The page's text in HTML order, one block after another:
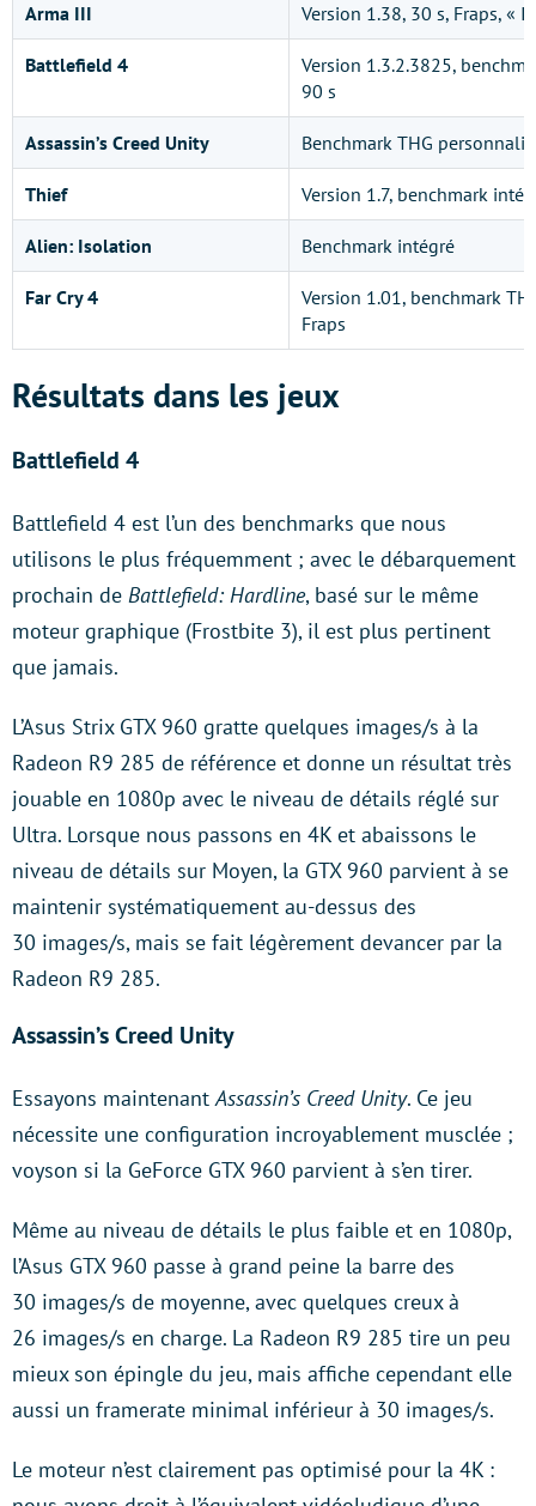
Arma III Version 1.38, 30 s, Fraps, «
Battlefield 4
Version 1.3.2.3825,
90 s
Assassin’s Creed Unity Benchmark THG
Thief Version 1.7, benchmark
Alien: Isolation Benchmark intégré
Far Cry 4
Version 1.01, benchmark
Fraps
Résultats dans les jeux
Battlefield 4
Battlefield 4 est l’un des benchmarks que nous
utilisons le plus fréquemment ; avec le débarquement
prochain de Battlefield: Hardline, basé sur le même
moteur graphique (Frostbite 3), il est plus pertinent
que jamais.
L’Asus Strix GTX 960 gratte quelques images/s à la
Radeon R9 285 de référence et donne un résultat très
jouable en 1080p avec le niveau de détails réglé sur
Ultra. Lorsque nous passons en 4K et abaissons le
niveau de détails sur Moyen, la GTX 960 parvient à se
maintenir systématiquement au-dessus des
30 images/s, mais se fait légèrement devancer par la
Radeon R9 285.
Assassin’s Creed Unity
Essayons maintenantAssassin’s Creed Unity. Ce jeu
nécessite une configuration incroyablement musclée ;
voyson si la GeForce GTX 960 parvient à s’en tirer.
Même au niveau de détails le plus faible et en 1080p,
l’Asus GTX 960 passe à grand peine la barre des
30 images/s de moyenne, avec quelques creux à
26 images/s en charge. La Radeon R9 285 tire un peu
mieux son épingle du jeu, mais affiche cependant elle
aussi un framerate minimal inférieur à 30 images/s.
Le moteur n’est clairement pas optimisé pour la 4K :